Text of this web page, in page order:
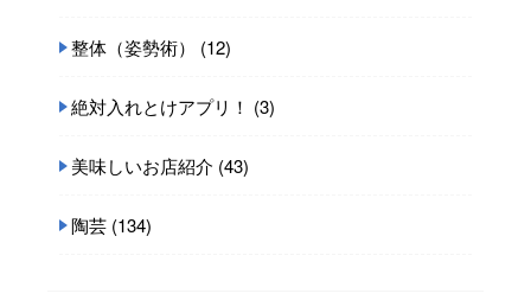
整体（姿勢術） (12)
絶対入れとけアプリ！ (3)
美味しいお店紹介 (43)
陶芸 (134)